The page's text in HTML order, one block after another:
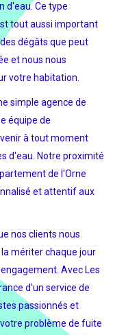
d'eau. Ce type
tout aussi important
dégâts que peut
et nous nous
votre habitation.
simple agence de
équipe de
à tout moment
d'eau. Notre proximité
de l'Orne
et attentif aux
nos clients nous
mériter chaque jour
Avec Les
d'un service de
passionnés et
problème de fuite